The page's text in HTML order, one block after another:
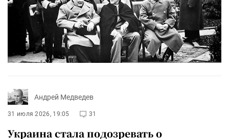
Андрей Медведев
31 июля 2026, 19:05 31
Украина стала подозревать о